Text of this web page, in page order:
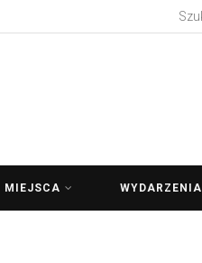
MIEJSCA WYDARZENIA